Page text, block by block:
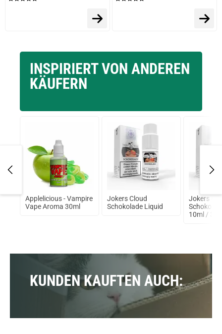
INSPIRIERT VON ANDEREN
KÄUFERN
Applelicious - Vampire
Vape Aroma 30ml
Jokers Cloud
Schokolade Liquid
Jokers
10ml / 3
KUNDEN KAUFTEN AUCH: